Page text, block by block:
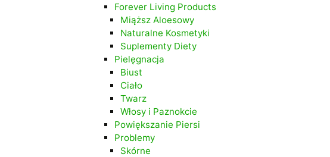
Forever Living Products
Miąższ Aloesowy
Naturalne Kosmetyki
Suplementy Diety
Pielęgnacja
Biust
Ciało
Twarz
Włosy i Paznokcie
Powiększanie Piersi
Problemy
Skórne